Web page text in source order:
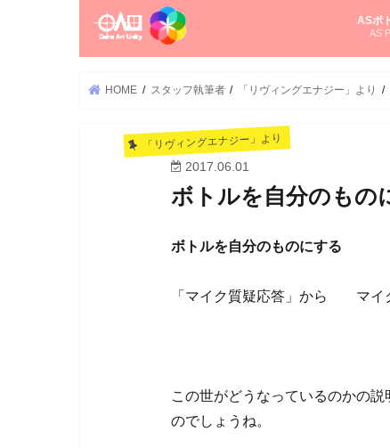
ASボ
AS
HOME スタッフ執筆者 「リヴィングエナジー」より
「リヴィングエナジー」より
2017.06.01
ボトルを自分のもの
ボトルを自分のものにする
「マイク質疑応答」から マイ
この世がどうなっているのかの
のでしょうね。